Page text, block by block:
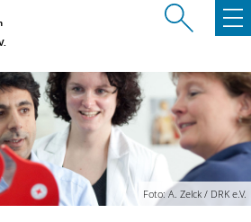
Foto: A. Zelck / DRK e.V.